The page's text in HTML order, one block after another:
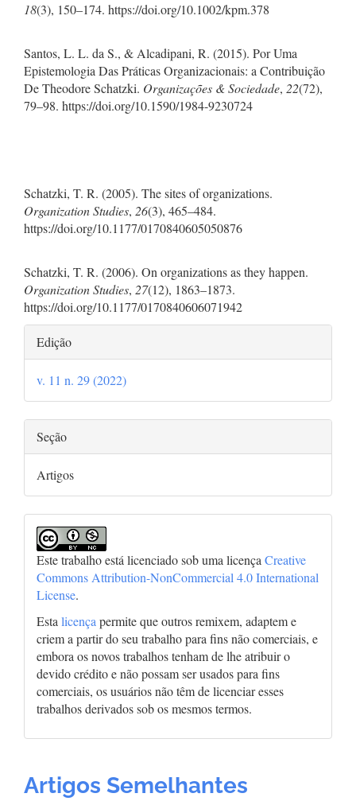
18(3), 150–174. https://doi.org/10.1002/kpm.378
Santos, L. L. da S., & Alcadipani, R. (2015). Por Uma
Epistemologia Das Práticas Organizacionais: a Contribuição
De Theodore Schatzki. Organizações & Sociedade, 22(72),
79–98. https://doi.org/10.1590/1984-9230724
Schatzki, T. R. (2005). The sites of organizations.
Organization Studies, 26(3), 465–484.
https://doi.org/10.1177/0170840605050876
Schatzki, T. R. (2006). On organizations as they happen.
Organization Studies, 27(12), 1863–1873.
https://doi.org/10.1177/0170840606071942
Detalhes
do
artigo
Edição
v. 11 n. 29 (2022)
Seção
Artigos
Este trabalho está licenciado sob uma licença Creative
Commons Attribution-NonCommercial 4.0 International
License.
Esta licença permite que outros remixem, adaptem e
criem a partir do seu trabalho para fins não comerciais, e
embora os novos trabalhos tenham de lhe atribuir o
devido crédito e não possam ser usados para fins
comerciais, os usuários não têm de licenciar esses
trabalhos derivados sob os mesmos termos.
Artigos Semelhantes